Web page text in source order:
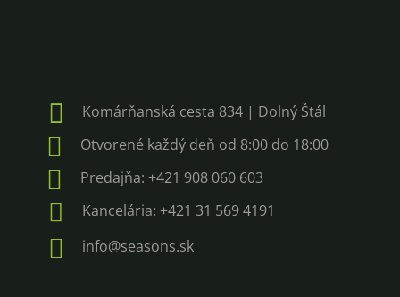
 Komárňanská cesta 834 | Dolný Štál
 Otvorené každý deň od 8:00 do 18:00
 Predajňa: +421 908 060 603
 Kancelária: +421 31 569 4191
 info@seasons.sk